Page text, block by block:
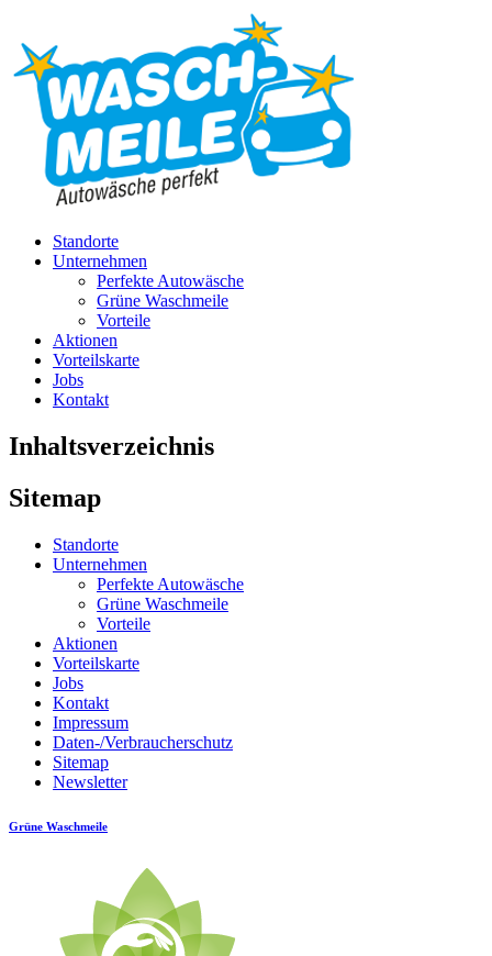
Standorte
Unternehmen
Perfekte Autowäsche
Grüne Waschmeile
Vorteile
Aktionen
Vorteilskarte
Jobs
Kontakt
Inhaltsverzeichnis
Sitemap
Standorte
Unternehmen
Perfekte Autowäsche
Grüne Waschmeile
Vorteile
Aktionen
Vorteilskarte
Jobs
Kontakt
Impressum
Daten-/Verbraucherschutz
Sitemap
Newsletter
Grüne Waschmeile